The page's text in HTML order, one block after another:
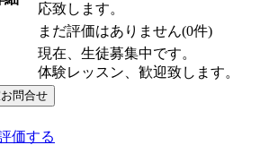
応致します。
まだ評価はありません(0件)
現在、生徒募集中です。
体験レッスン、歓迎致します。
価する